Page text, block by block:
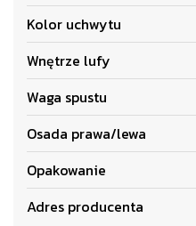
Kolor uchwytu
Wnętrze lufy
Waga spustu
Osada prawa/lewa
Opakowanie
Adres producenta